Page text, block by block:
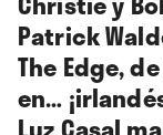
Patrick
The Edge,
en…